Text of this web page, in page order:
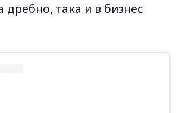
дребно, така и в бизнес